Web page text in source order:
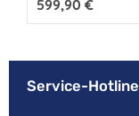
599,90 €
Service-Hotline